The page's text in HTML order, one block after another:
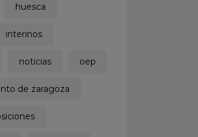
huesca
interinos
noticias oep
de zaragoza